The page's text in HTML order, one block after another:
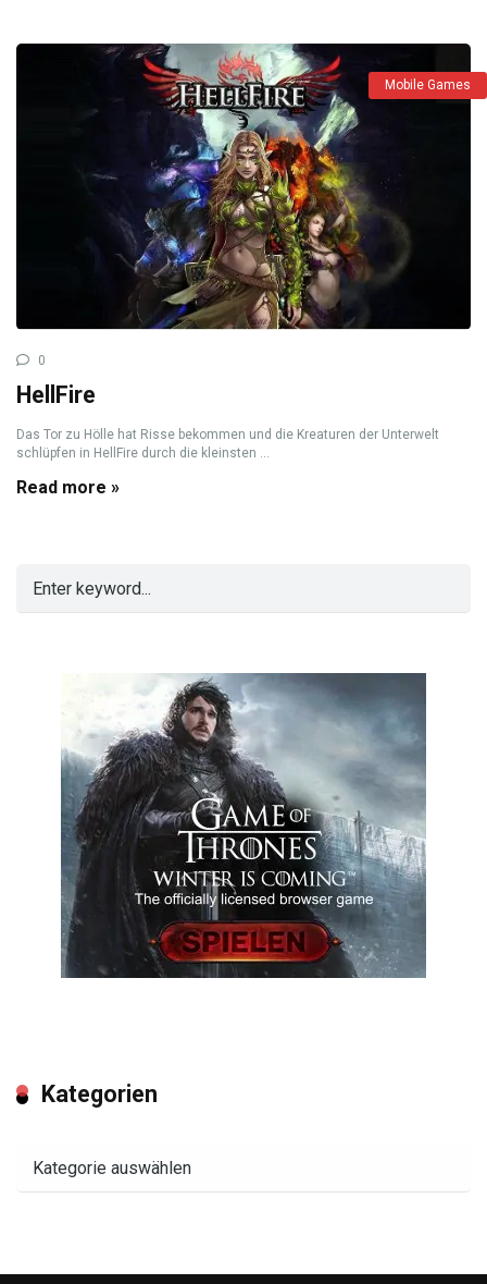
Mobile Games
0
HellFire
Das Tor zu Hölle hat Risse bekommen und die Kreaturen der Unterwelt
schlüpfen in HellFire durch die kleinsten ...
Read more »
Kategorien